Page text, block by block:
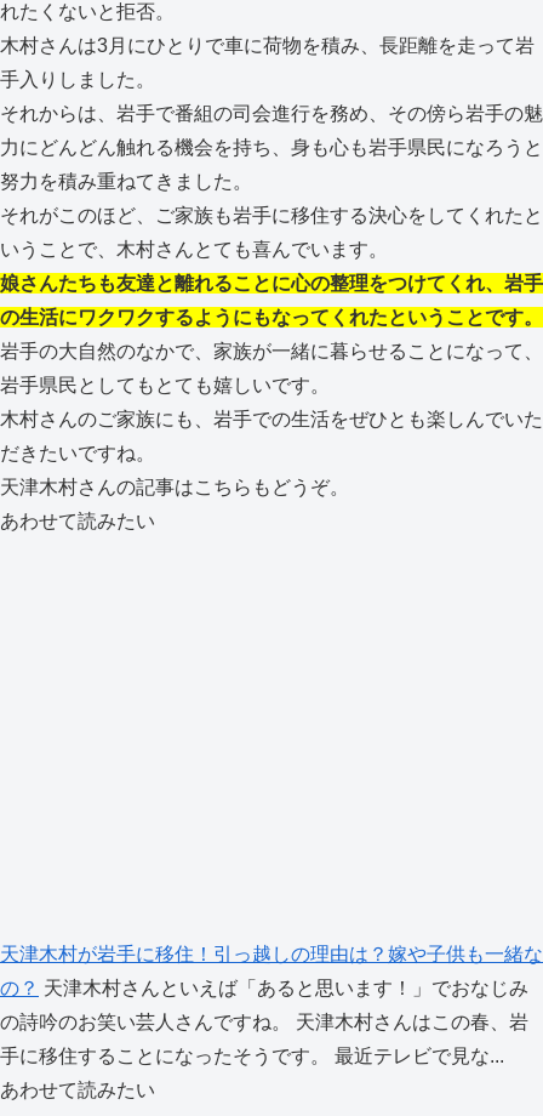
れたくないと拒否。
木村さんは3月にひとりで車に荷物を積み、長距離を走って岩
手入りしました。
それからは、岩手で番組の司会進行を務め、その傍ら岩手の魅
力にどんどん触れる機会を持ち、身も心も岩手県民になろうと
努力を積み重ねてきました。
それがこのほど、ご家族も岩手に移住する決心をしてくれたと
いうことで、木村さんとても喜んでいます。
娘さんたちも友達と離れることに心の整理をつけてくれ、岩手
の生活にワクワクするようにもなってくれたということです。
岩手の大自然のなかで、家族が一緒に暮らせることになって、
岩手県民としてもとても嬉しいです。
木村さんのご家族にも、岩手での生活をぜひとも楽しんでいた
だきたいですね。
天津木村さんの記事はこちらもどうぞ。
あわせて読みたい
天津木村が岩手に移住！引っ越しの理由は？嫁や子供も一緒な
の？ 天津木村さんといえば「あると思います！」でおなじみ
の詩吟のお笑い芸人さんですね。 天津木村さんはこの春、岩
手に移住することになったそうです。 最近テレビで見な...
あわせて読みたい